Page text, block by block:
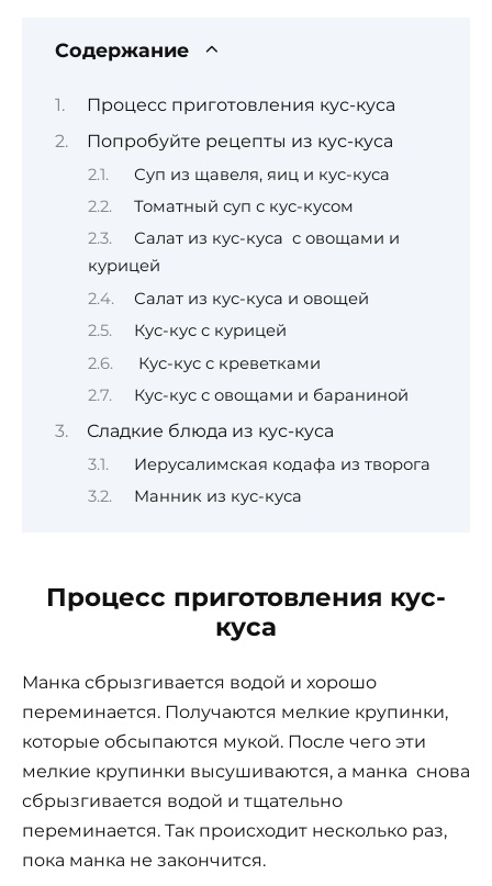
Содержание
Процесс приготовления кус-куса
Попробуйте рецепты из кус-куса
Суп из щавеля, яиц и кус-куса
Томатный суп с кус-кусом
Салат из кус-куса с овощами и
курицей
Салат из кус-куса и овощей
Кус-кус с курицей
Кус-кус с креветками
Кус-кус с овощами и бараниной
Сладкие блюда из кус-куса
Иерусалимская кодафа из творога
Манник из кус-куса
Процесс приготовления кус-
куса
Манка сбрызгивается водой и хорошо
переминается. Получаются мелкие крупинки,
которые обсыпаются мукой. После чего эти
мелкие крупинки высушиваются, а манка снова
сбрызгивается водой и тщательно
переминается. Так происходит несколько раз,
пока манка не закончится.